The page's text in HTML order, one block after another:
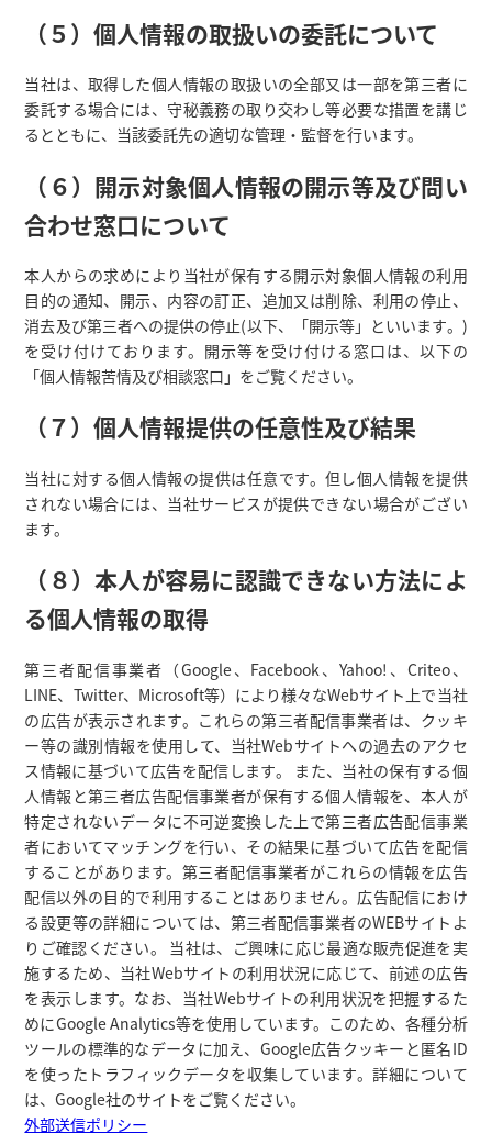
（５）個人情報の取扱いの委託について
当社は、取得した個人情報の取扱いの全部又は一部を第三者に
委託する場合には、守秘義務の取り交わし等必要な措置を講じ
るとともに、当該委託先の適切な管理・監督を行います。
（６）開示対象個人情報の開示等及び問い
合わせ窓口について
本人からの求めにより当社が保有する開示対象個人情報の利用
目的の通知、開示、内容の訂正、追加又は削除、利用の停止、
消去及び第三者への提供の停止(以下、「開示等」といいます。)
を受け付けております。開示等を受け付ける窓口は、以下の
「個人情報苦情及び相談窓口」をご覧ください。
（７）個人情報提供の任意性及び結果
当社に対する個人情報の提供は任意です。但し個人情報を提供
されない場合には、当社サービスが提供できない場合がござい
ます。
（８）本人が容易に認識できない方法によ
る個人情報の取得
第三者配信事業者（Google、Facebook、Yahoo!、Criteo、
LINE、Twitter、Microsoft等）により様々なWebサイト上で当社
の広告が表示されます。これらの第三者配信事業者は、クッキ
ー等の識別情報を使用して、当社Webサイトへの過去のアクセ
ス情報に基づいて広告を配信します。 また、当社の保有する個
人情報と第三者広告配信事業者が保有する個人情報を、本人が
特定されないデータに不可逆変換した上で第三者広告配信事業
者においてマッチングを行い、その結果に基づいて広告を配信
することがあります。第三者配信事業者がこれらの情報を広告
配信以外の目的で利用することはありません。広告配信におけ
る設更等の詳細については、第三者配信事業者のWEBサイトよ
りご確認ください。 当社は、ご興味に応じ最適な販売促進を実
施するため、当社Webサイトの利用状況に応じて、前述の広告
を表示します。なお、当社Webサイトの利用状況を把握するた
めにGoogle Analytics等を使用しています。このため、各種分析
ツールの標準的なデータに加え、Google広告クッキーと匿名ID
を使ったトラフィックデータを収集しています。詳細について
は、Google社のサイトをご覧ください。
外部送信ポリシー